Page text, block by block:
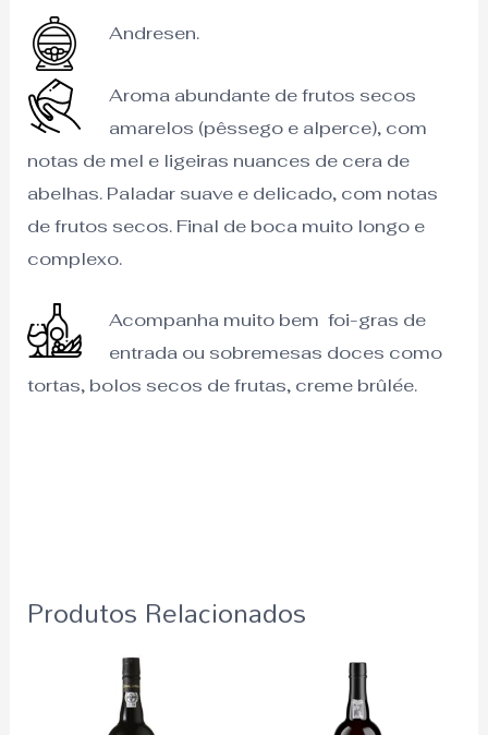
Andresen.
Aroma abundante de frutos secos
amarelos (pêssego e alperce), com
notas de mel e ligeiras nuances de cera de
abelhas. Paladar suave e delicado, com notas
de frutos secos. Final de boca muito longo e
complexo.
Acompanha muito bem foi-gras de
entrada ou sobremesas doces como
tortas, bolos secos de frutas, creme brûlée.
Produtos Relacionados